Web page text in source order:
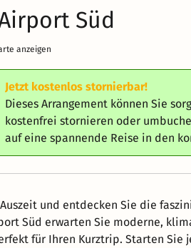
Süd
anzeigen
Jetzt kostenlos stornierbar!
Dieses Arrangement können Sie
kostenfrei stornieren oder
auf eine spannende Reise in den
und entdecken Sie die
Süd erwarten Sie moderne,
Sie jeden Tag mit einem reichhaltigen